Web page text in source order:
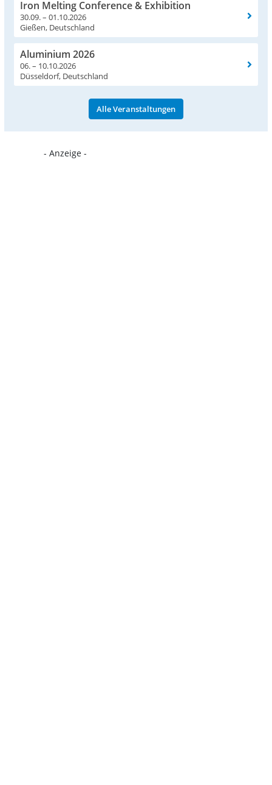
Iron Melting Conference & Exhibition
30.09. – 01.10.2026
Gießen, Deutschland
Aluminium 2026
06. – 10.10.2026
Düsseldorf, Deutschland
Alle Veranstaltungen
- Anzeige -